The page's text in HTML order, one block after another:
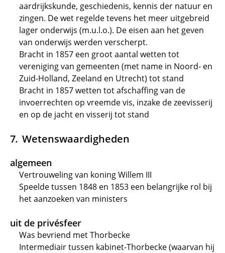
aardrijkskunde, geschiedenis, kennis der natuur en
zingen. De wet regelde tevens het meer uitgebreid
lager onderwijs (m.u.l.o.). De eisen aan het geven
van onderwijs werden verscherpt.
Bracht in 1857 een groot aantal wetten tot
vereniging van gemeenten (met name in Noord- en
Zuid-Holland, Zeeland en Utrecht) tot stand
Bracht in 1857 wetten tot afschaffing van de
invoerrechten op vreemde vis, inzake de zeevisserij
en op de jacht en visserij tot stand
Wetenswaardigheden
algemeen
Vertrouweling van koning Willem III
Speelde tussen 1848 en 1853 een belangrijke rol bij
het aanzoeken van ministers
uit de privésfeer
Was bevriend met Thorbecke
Intermediair tussen kabinet-Thorbecke (waarvan hij